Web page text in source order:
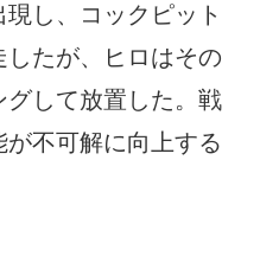
し、コックピット
たが、ヒロはその
して放置した。戦
不可解に向上する